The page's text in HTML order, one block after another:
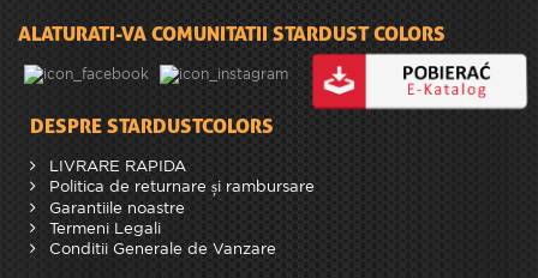
ALATURATI-VA COMUNITATII STARDUST COLORS
DESPRE STARDUSTCOLORS
LIVRARE RAPIDA
Politica de returnare și rambursare
Garantiile noastre
Termeni Legali
Conditii Generale de Vanzare